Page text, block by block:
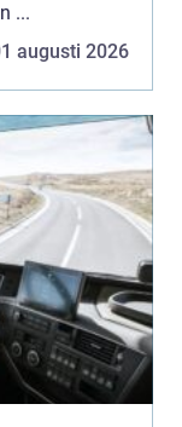
...
augusti 2026